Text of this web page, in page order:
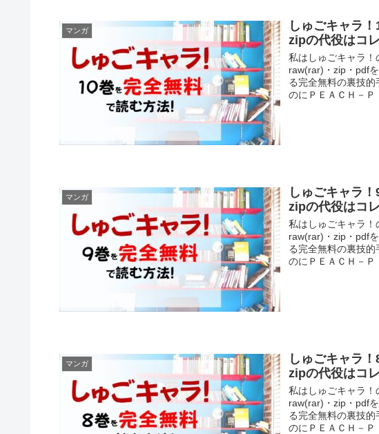
マンガ
しゅごキャラ
zipの代役はコ
私はしゅごキャラ！
raw(rar)・zip・pdf
る完全無料の裏技
のにＰＥＡＣＨ－
マンガ
しゅごキャラ
zipの代役はコ
私はしゅごキャラ！
raw(rar)・zip・pdf
る完全無料の裏技
のにＰＥＡＣＨ－
マンガ
しゅごキャラ
zipの代役はコ
私はしゅごキャラ！
raw(rar)・zip・pdf
る完全無料の裏技
のにＰＥＡＣＨ－